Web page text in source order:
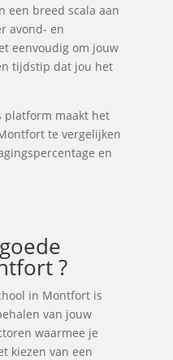
een breed scala aan
avond- en
eenvoudig om jouw
tijdstip dat jou het
platform maakt het
te vergelijken
en
?
in Montfort is
van jouw
waarmee je
kiezen van een